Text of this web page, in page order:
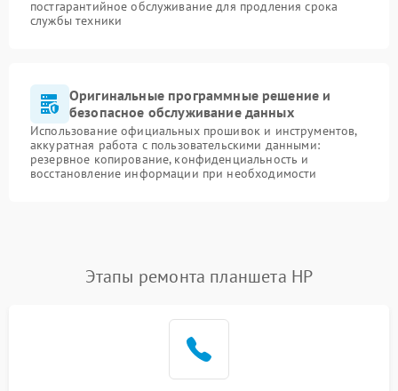
постгарантийное обслуживание для продления срока
службы техники
Оригинальные программные решение и
безопасное обслуживание данных
Использование официальных прошивок и инструментов,
аккуратная работа с пользовательскими данными:
резервное копирование, конфиденциальность и
восстановление информации при необходимости
Этапы ремонта планшета HP